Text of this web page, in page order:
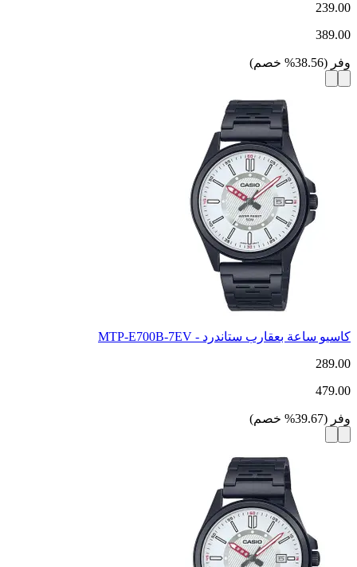
239.00
389.00
وفر (
38.56
% خصم)
كاسيو ساعة بعقارب ستاندرد - MTP-E700B-7EV
289.00
479.00
وفر (
39.67
% خصم)